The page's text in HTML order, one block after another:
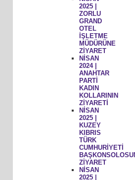
2025 |
ZORLU
GRAND
OTEL
İŞLETME
MÜDÜRÜNE
ZİYARET
NİSAN
2024 |
ANAHTAR
PARTİ
KADIN
KOLLARININ
ZİYARETİ
NİSAN
2025 |
KUZEY
KIBRIS
TÜRK
CUMHURİYETİ
ZİYARET
NİSAN
2025 |